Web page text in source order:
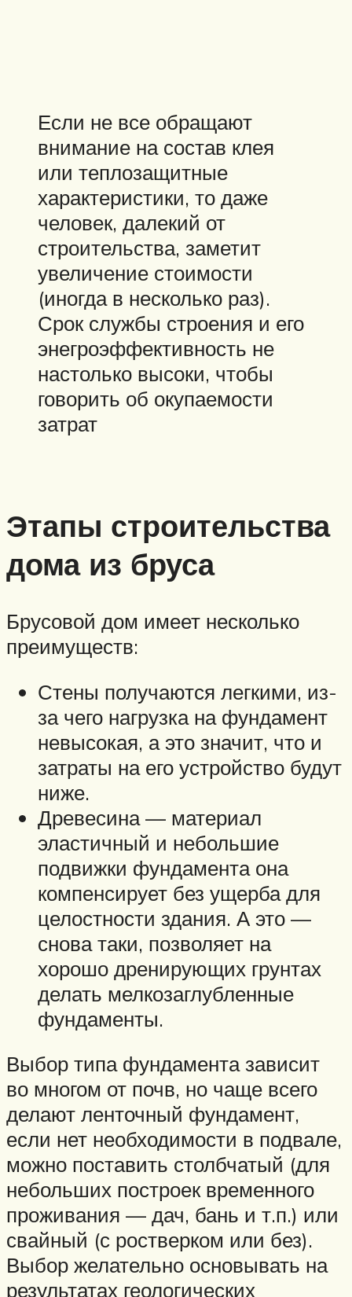
Если не все обращают
внимание на состав клея
или теплозащитные
характеристики, то даже
человек, далекий от
строительства, заметит
увеличение стоимости
(иногда в несколько раз).
Срок службы строения и его
энегроэффективность не
настолько высоки, чтобы
говорить об окупаемости
затрат
Этапы строительства
дома из бруса
Брусовой дом имеет несколько
преимуществ:
Стены получаются легкими, из-
за чего нагрузка на фундамент
невысокая, а это значит, что и
затраты на его устройство будут
ниже.
Древесина — материал
эластичный и небольшие
подвижки фундамента она
компенсирует без ущерба для
целостности здания. А это —
снова таки, позволяет на
хорошо дренирующих грунтах
делать мелкозаглубленные
фундаменты.
Выбор типа фундамента зависит
во многом от почв, но чаще всего
делают ленточный фундамент,
если нет необходимости в подвале,
можно поставить столбчатый (для
небольших построек временного
проживания — дач, бань и т.п.) или
свайный (с ростверком или без).
Выбор желательно основывать на
результатах геологических